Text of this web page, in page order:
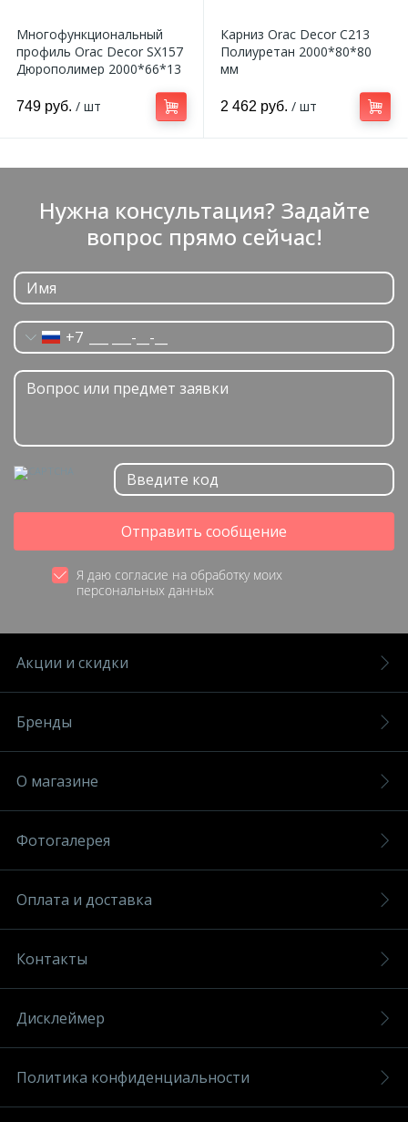
Многофункциональный
профиль Orac Decor SX157
Дюрополимер 2000*66*13
749 руб. / шт
Карниз Orac Decor C213
Полиуретан 2000*80*80
мм
2 462 руб. / шт
Нужна консультация? Задайте
вопрос прямо сейчас!
+7
Отправить сообщение
Я даю согласие на обработку моих
персональных данных
Акции и скидки
Бренды
О магазине
Фотогалерея
Оплата и доставка
Контакты
Дисклеймер
Политика конфиденциальности